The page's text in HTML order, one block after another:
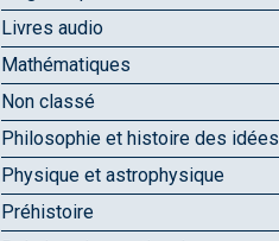
Livres audio
Mathématiques
Non classé
Philosophie et histoire des idées
Physique et astrophysique
Préhistoire